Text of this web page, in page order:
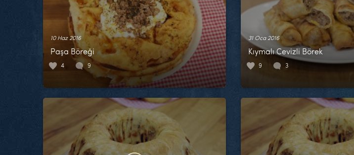
10 Haz 2016
Paşa Böreği
4 9
31 Oca 2016
Kıymalı Cevizli Börek
9 3